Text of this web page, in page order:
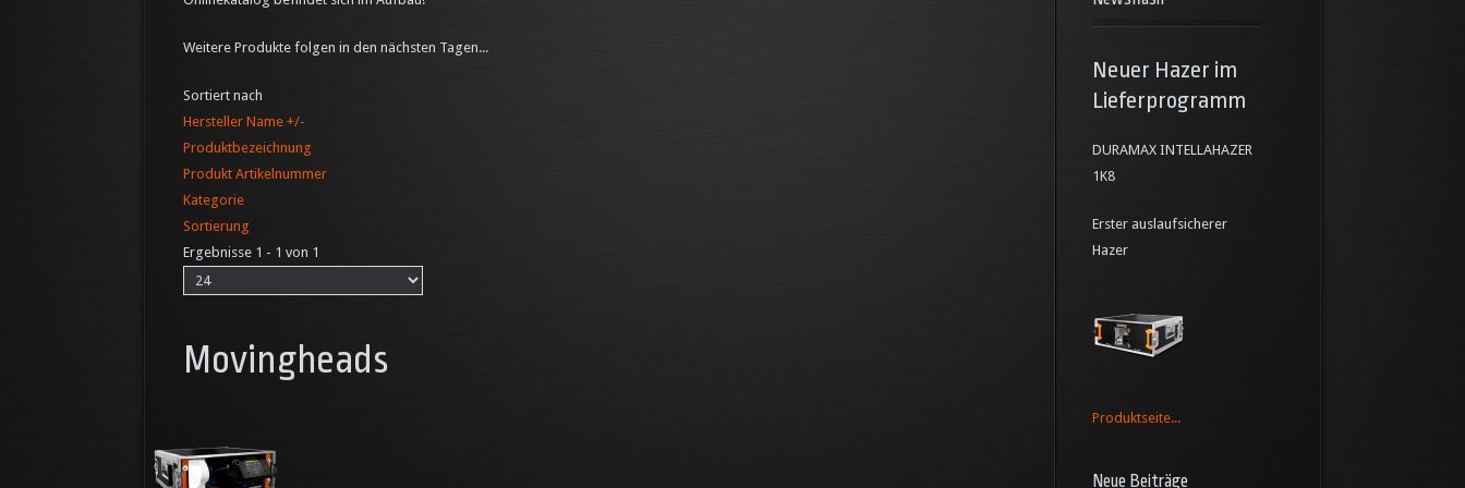
Weitere Produkte folgen in den nächsten Tagen...
Sortiert nach
Hersteller Name +/-
Produktbezeichnung
Produkt Artikelnummer
Kategorie
Sortierung
Ergebnisse 1 - 1 von 1
Movingheads
Neuer Hazer im
Lieferprogramm
DURAMAX INTELLAHAZER
1K8
Erster auslaufsicherer
Hazer
Produktseite...
Neue Beiträge